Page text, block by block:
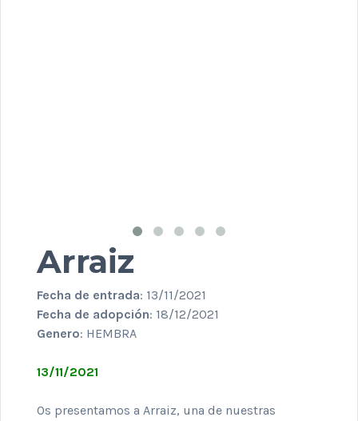
Arraiz
Fecha de entrada: 13/11/2021
Fecha de adopción: 18/12/2021
Genero: HEMBRA
13/11/2021
Os presentamos a Arraiz, una de nuestras